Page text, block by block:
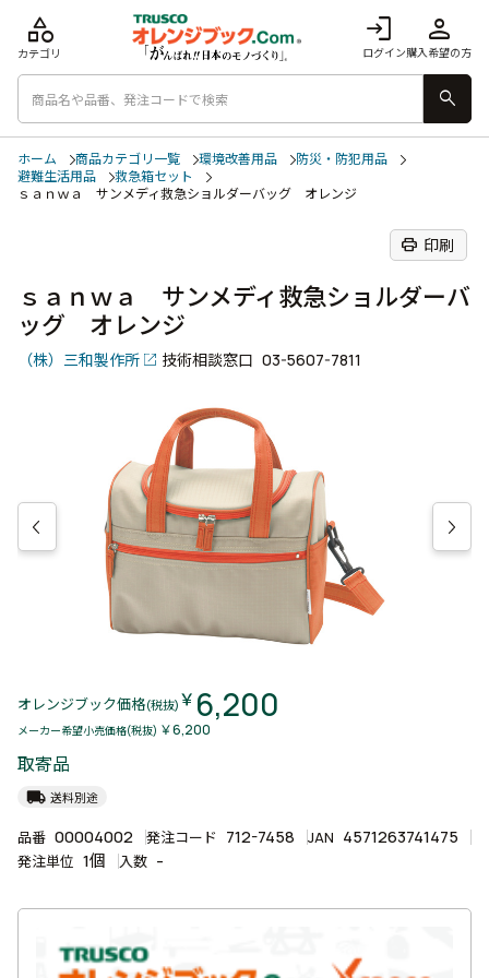
login
ログイン
person
購入希望の方
category
カテゴリ
search
ホーム 商品カテゴリ一覧 環境改善用品
防災・防犯用品
避難生活用品
救急箱セット
ｓａｎｗａ サンメディ救急ショルダーバッグ オレンジ
print 印刷
ｓａｎｗａ サンメディ救急ショルダーバ
ッグ オレンジ
（株）三和製作所 技術相談窓口 03-5607-7811
オレンジブック価格(税抜) ￥ 6,200
メーカー希望小売価格(税抜) ￥6,200
取寄品
local_shipping 送料別途
品番 00004002 発注コード 712-7458 JAN 4571263741475
発注単位 1個 入数 -